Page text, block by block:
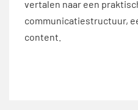
vertalen naar een
communicatiestructuur,
content.